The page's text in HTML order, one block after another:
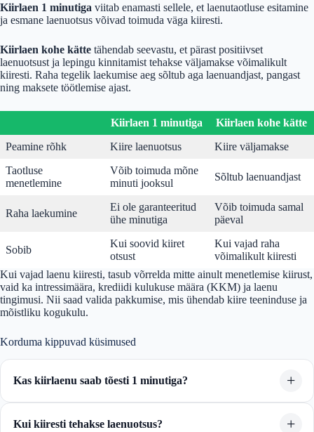
Kiirlaen 1 minutiga viitab enamasti sellele, et laenutaotluse esitamine
ja esmane laenuotsus võivad toimuda väga kiiresti.
Kiirlaen kohe kätte tähendab seevastu, et pärast positiivset
laenuotsust ja lepingu kinnitamist tehakse väljamakse võimalikult
kiiresti. Raha tegelik laekumise aeg sõltub aga laenuandjast, pangast
ning maksete töötlemise ajast.
Kiirlaen 1 minutiga
Kiirlaen kohe kätte
Peamine rõhk
Kiire laenuotsus
Kiire väljamakse
Taotluse
menetlemine
Võib toimuda mõne
minuti jooksul
Sõltub laenuandjast
Raha laekumine
Ei ole garanteeritud
ühe minutiga
Võib toimuda samal
päeval
Sobib
Kui soovid kiiret
otsust
Kui vajad raha
võimalikult kiiresti
Kui vajad laenu kiiresti, tasub võrrelda mitte ainult menetlemise kiirust,
vaid ka intressimäära, krediidi kulukuse määra (KKM) ja laenu
tingimusi. Nii saad valida pakkumise, mis ühendab kiire teeninduse ja
mõistliku kogukulu.
Korduma kippuvad küsimused
Kas kiirlaenu saab tõesti 1 minutiga?
Kui kiiresti tehakse laenuotsus?